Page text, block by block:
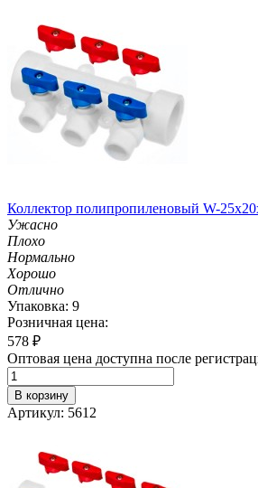
Коллектор полипропиленовый W-
Ужасно
Плохо
Нормально
Хорошо
Отлично
Упаковка: 9
Розничная цена:
578 ₽
Оптовая цена доступна после
В корзину
Артикул: 5612